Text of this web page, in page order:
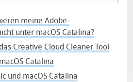
meine Adobe-
unter macOS Catalina?
Creative Cloud Cleaner Tool
Catalina
und macOS Catalina